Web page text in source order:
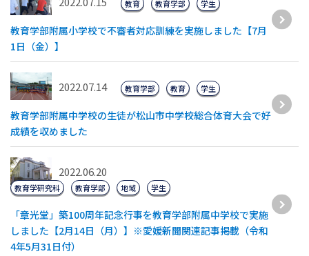
教育学部附属小学校で不審者対応訓練を実施しました【7月
1日（金）】
教育 教育学部 学生
2022.07.14
教育学部附属中学校の生徒が松山市中学校総合体育大会で好
成績を収めました
教育学部 教育 学生
2022.06.20
「章光堂」築100周年記念行事を教育学部附属中学校で実施
しました【2月14日（月）】※愛媛新聞関連記事掲載（令和
4年5月31日付）
教育学研究科 教育学部 地域 学生